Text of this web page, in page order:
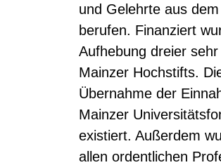
und Gelehrte aus
berufen. Finanziert
Aufhebung dreier
Mainzer Hochstifts.
Übernahme der
Mainzer
existiert. Außerdem
allen ordentlichen